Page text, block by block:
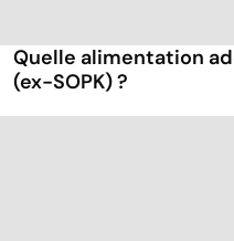
Quelle alimentation
(ex-SOPK) ?